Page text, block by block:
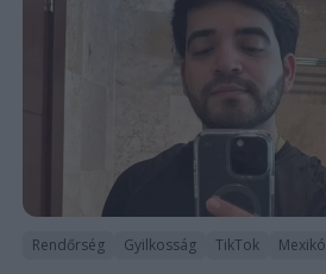
Rendőrség Gyilkosság TikTok Mexikó